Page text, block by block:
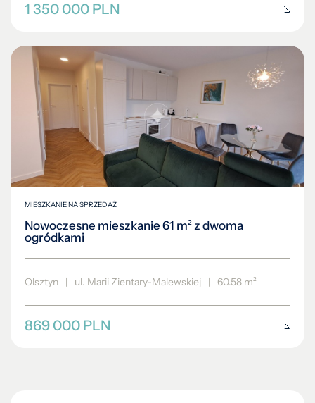
1 350 000 PLN
MIESZKANIE NA SPRZEDAŻ
Nowoczesne mieszkanie 61 m² z dwoma
ogródkami
Olsztyn | ul. Marii Zientary-Malewskiej | 60.58 m²
869 000 PLN